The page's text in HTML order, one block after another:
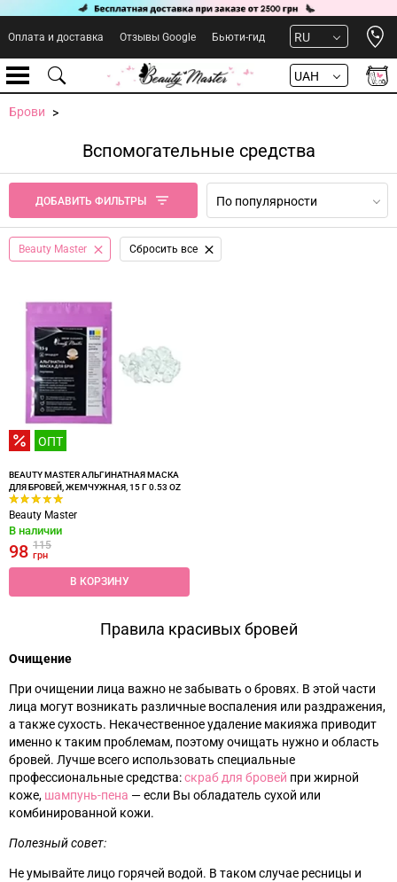
Оплата и доставка Отзывы Google Бьюти-гид RU
UAH
Брови
Вспомогательные средства
ДОБАВИТЬ ФИЛЬТРЫ По популярности
Beauty Master Сбросить все
ОПТ
BEAUTY MASTER АЛЬГИНАТНАЯ МАСКА
ДЛЯ БРОВЕЙ, ЖЕМЧУЖНАЯ, 15 Г 0.53 OZ
Beauty Master
В наличии
98 115
грн
В КОРЗИНУ
Правила красивых бровей
Очищение
При очищении лица важно не забывать о бровях. В этой части
лица могут возникать различные воспаления или раздражения,
а также сухость. Некачественное удаление макияжа приводит
именно к таким проблемам, поэтому очищать нужно и область
бровей. Лучше всего использовать специальные
профессиональные средства:скраб для бровей при жирной
коже, шампунь-пена —если Вы обладатель сухой или
комбинированной кожи.
Полезный совет:
Не умывайте лицо горячей водой. В таком случае ресницы и